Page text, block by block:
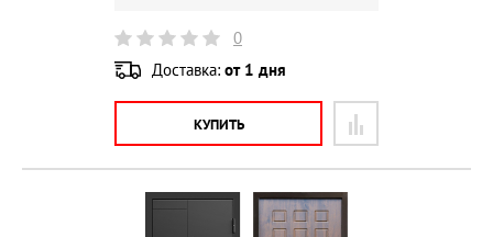
0
Доставка: от 1 дня
КУПИТЬ